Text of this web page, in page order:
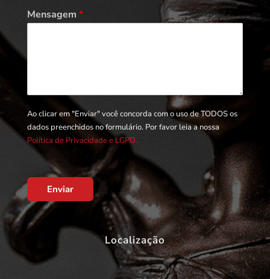
Mensagem *
Ao clicar em "Enviar" você concorda com o uso de TODOS os
dados preenchidos no formulário. Por favor leia a nossa
Política de Privacidade e LGPD.
Enviar
Localização